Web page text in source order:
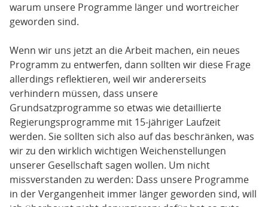
warum unsere Programme länger und wortreicher
geworden sind.
Wenn wir uns jetzt an die Arbeit machen, ein neues
Programm zu entwerfen, dann sollten wir diese Frage
allerdings reflektieren, weil wir andererseits
verhindern müssen, dass unsere
Grundsatzprogramme so etwas wie detaillierte
Regierungsprogramme mit 15-jähriger Laufzeit
werden. Sie sollten sich also auf das beschränken, was
wir zu den wirklich wichtigen Weichenstellungen
unserer Gesellschaft sagen wollen. Um nicht
missverstanden zu werden: Dass unsere Programme
in der Vergangenheit immer länger geworden sind, will